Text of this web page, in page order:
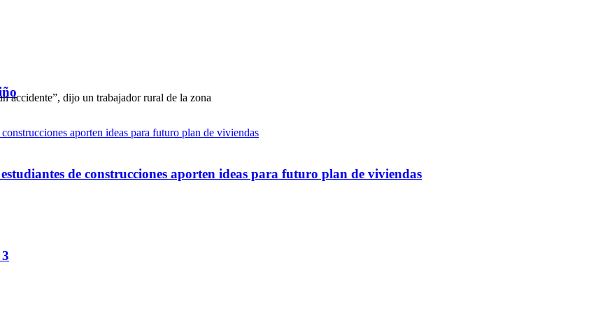
de construcciones aporten ideas para futuro plan de viviendas